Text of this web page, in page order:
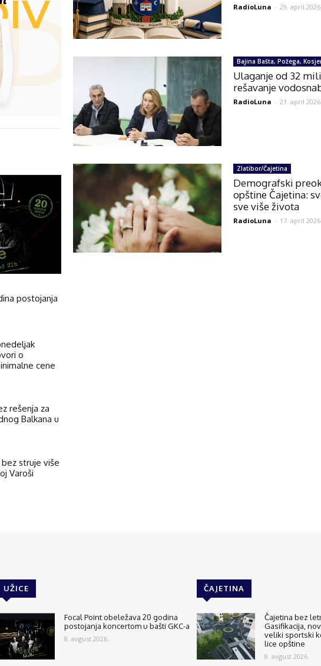
postojanja
o
cene
rešenja za
Balkana u
struje više
Varoši
RadioLuna - 29. april 2026.
Bajina Bašta, Požega,
Ulaganje od 32
rešavanje
RadioLuna - 21. april 2026.
Zlatibor/Čajetina
Demografski
opštine Čajetina:
sve više života
RadioLuna - 17. april 2026.
UŽICE
Focal Point obeležava 20 godina
postojanja koncertom u bašti GKC-a
8. avgust 2026.
ČAJETINA
Čajetina bez
Gasifikacija,
veliki sportski
lice opštine
8. avgust 2026.